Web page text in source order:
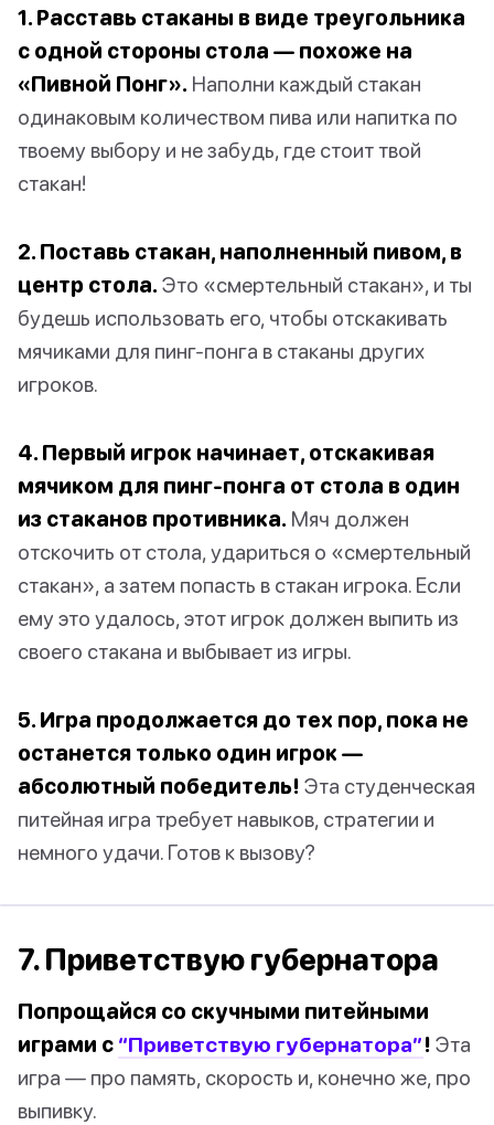
1. Расставь стаканы в виде треугольника
с одной стороны стола — похоже на
«Пивной Понг». Наполни каждый стакан
одинаковым количеством пива или напитка по
твоему выбору и не забудь, где стоит твой
стакан!
2. Поставь стакан, наполненный пивом, в
центр стола. Это «смертельный стакан», и ты
будешь использовать его, чтобы отскакивать
мячиками для пинг-понга в стаканы других
игроков.
4. Первый игрок начинает, отскакивая
мячиком для пинг-понга от стола в один
из стаканов противника. Мяч должен
отскочить от стола, удариться о «смертельный
стакан», а затем попасть в стакан игрока. Если
ему это удалось, этот игрок должен выпить из
своего стакана и выбывает из игры.
5. Игра продолжается до тех пор, пока не
останется только один игрок —
абсолютный победитель! Эта студенческая
питейная игра требует навыков, стратегии и
немного удачи. Готов к вызову?
7. Приветствую губернатора
Попрощайся со скучными питейными
играми с “Приветствую губернатора”! Эта
игра — про память, скорость и, конечно же, про
выпивку.